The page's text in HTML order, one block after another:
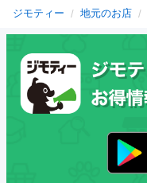
ジモティー 地元のお店